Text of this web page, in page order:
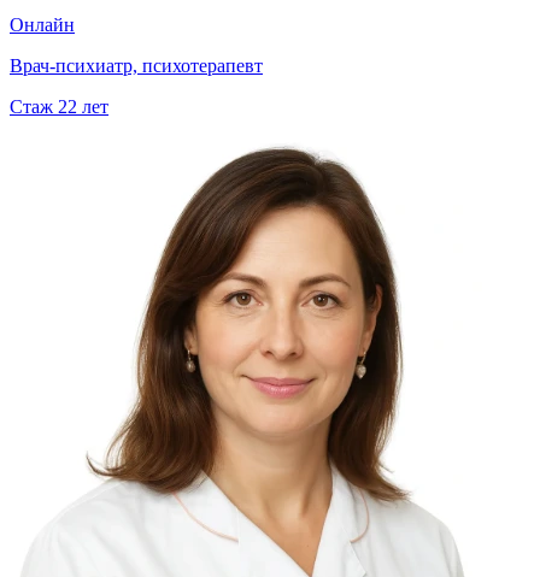
Онлайн
Врач-психиатр, психотерапевт
Стаж 22 лет